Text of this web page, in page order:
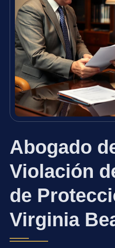
Abogado
Violación
de
Virginia